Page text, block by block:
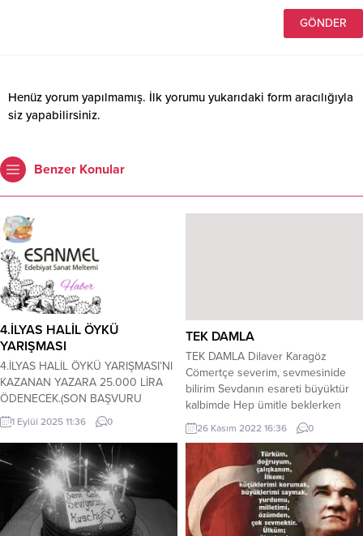
Henüz yorum yapılmamış. İlk yorumu yukarıdaki form aracılığıyla
siz yapabilirsiniz.
Benzer Konular
4.İLYAS HALİL ÖYKÜ
YARIŞMASI
4.İLYAS HALİL ÖYKÜ YARIŞMASI’NI
KAZANAN YAZARA 25.000 LİRA
ÖDENECEK.(SON BAŞVURU
TARİHİ.15 EKİM 2025 ÇARŞAMBA)…
KERİM ÖZBEKLERGAZETECİ-
YAZAR-ŞAİR-EDEBİYATÇI -Mersin
Sanat Edebiyat yöneticileri
tarafından organize edilen
yarışmaya isteyen herkes iştirak
edebilir.-Yarışma konusu, serbesttir.-
Eserler, e posta ile ulaştırılacaktır.-
1 Eylül 2025 11:36 0
TEK DAMLA
TEK DAMLA Dilaver Karagöz
Cömertçe severim, sevmesinide
bilirim Sevdanın esareti büyüktür
kalbimde Hep ümitle beklerken
cana canan olanı Gör ben de gör
artık aşkı, merhameti Gör; Her anı
da dökülen tek damla Nasıl
görünmez dersin içinden atıp
Yaşanıp yaşanıp ölen dünkü ,
zamanı Vardır elbet çöl yangınları
alevlenen Affet...
26 Kasım 2022 16:36 0